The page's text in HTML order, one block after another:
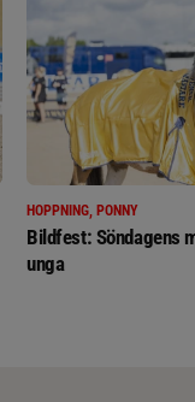
HOPPNING, PONNY
Bildfest: Söndagens
unga